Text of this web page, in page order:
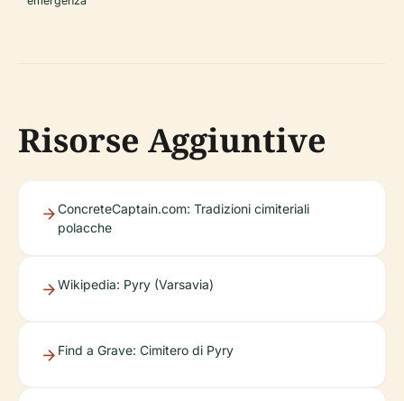
Risorse Aggiuntive
ConcreteCaptain.com: Tradizioni cimiteriali
polacche
Wikipedia: Pyry (Varsavia)
Find a Grave: Cimitero di Pyry